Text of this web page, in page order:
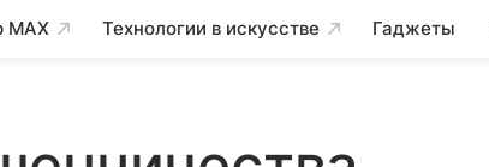
MAX Технологии в искусстве Гаджеты